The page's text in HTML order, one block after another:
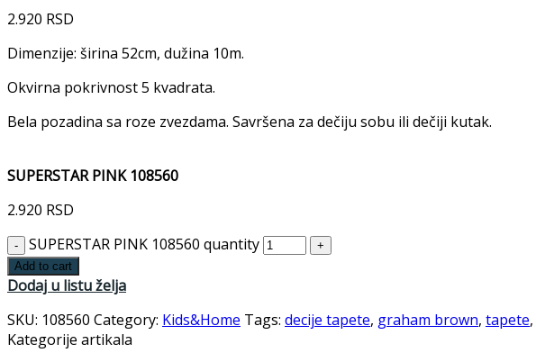
2.920 RSD
Dimenzije: širina 52cm, dužina 10m.
Okvirna pokrivnost 5 kvadrata.
Bela pozadina sa roze zvezdama. Savršena za dečiju sobu ili dečiji kutak.
SUPERSTAR PINK 108560
2.920 RSD
SUPERSTAR PINK 108560 quantity
Add to cart
Dodaj u listu želja
SKU: 108560 Category: Kids&Home Tags: decije tapete, graham brown, tapete,
Kategorije artikala